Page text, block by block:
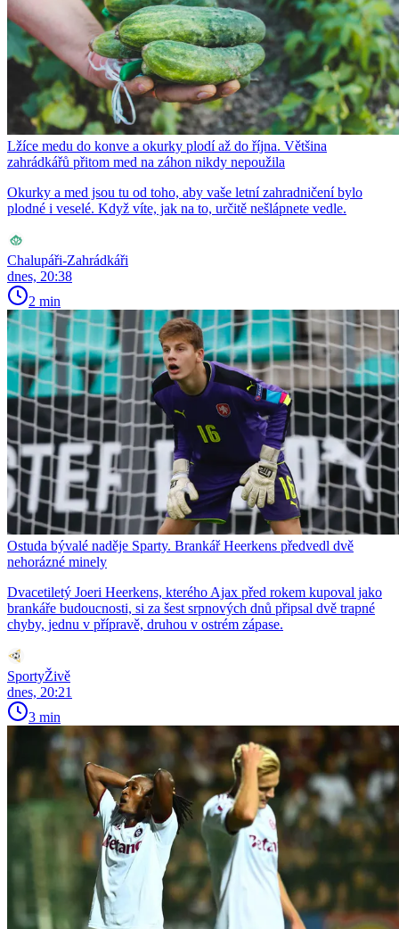
Lžíce medu do konve a okurky plodí až do října. Většina
zahrádkářů přitom med na záhon nikdy nepoužila
Okurky a med jsou tu od toho, aby vaše letní zahradničení bylo
plodné i veselé. Když víte, jak na to, určitě nešlápnete vedle.
Chalupáři-Zahrádkáři
dnes, 20:38
2 min
Ostuda bývalé naděje Sparty. Brankář Heerkens předvedl dvě
nehorázné minely
Dvacetiletý Joeri Heerkens, kterého Ajax před rokem kupoval jako
brankáře budoucnosti, si za šest srpnových dnů připsal dvě trapné
chyby, jednu v přípravě, druhou v ostrém zápase.
SportyŽivě
dnes, 20:21
3 min